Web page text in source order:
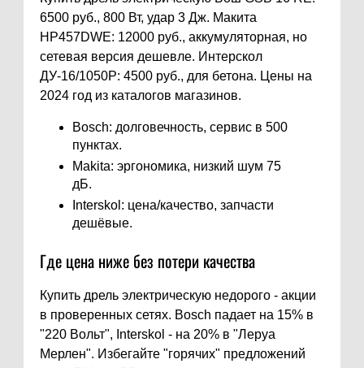
6500 руб., 800 Вт, удар 3 Дж. Макита
HP457DWE: 12000 руб., аккумуляторная, но
сетевая версия дешевле. Интерскол
ДУ-16/1050Р: 4500 руб., для бетона. Цены на
2024 год из каталогов магазинов.
Bosch: долговечность, сервис в 500
пунктах.
Makita: эргономика, низкий шум 75
дБ.
Interskol: цена/качество, запчасти
дешёвые.
Где цена ниже без потери качества
Купить дрель электрическую недорого - акции
в проверенных сетях. Bosch падает на 15% в
"220 Вольт", Interskol - на 20% в "Леруа
Мерлен". Избегайте "горячих" предложений